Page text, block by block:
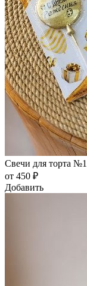
Свечи для торта №1
от 450 ₽
Добавить